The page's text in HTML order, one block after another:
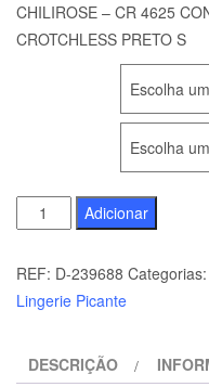
CHILIROSE – CR 4625
CROTCHLESS PRETO S
Quantidade
de
CHILIROSE
-
CONJUNTO
Adicionar
REF: D-239688 Categorias:
Lingerie Picante
DESCRIÇÃO